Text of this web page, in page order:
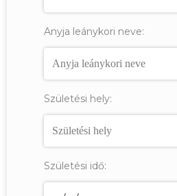
Anyja leánykori neve:
Születési hely:
Születési idő: